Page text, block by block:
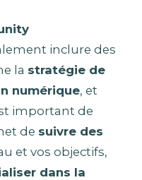
inclure des
la stratégie de
numérique, et
important de
de suivre des
et vos objectifs,
dans la